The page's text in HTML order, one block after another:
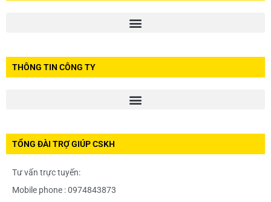
THÔNG TIN CÔNG TY
TỔNG ĐÀI TRỢ GIÚP CSKH
Tư vấn trực tuyến:
Mobile phone : 0974843873